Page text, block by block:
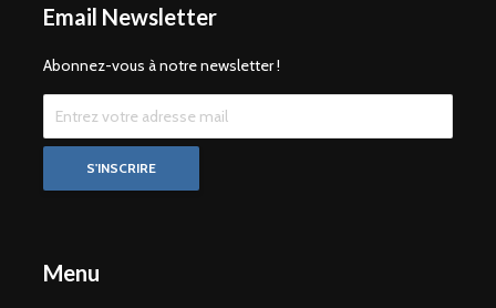
Email Newsletter
Abonnez-vous à notre newsletter !
Menu